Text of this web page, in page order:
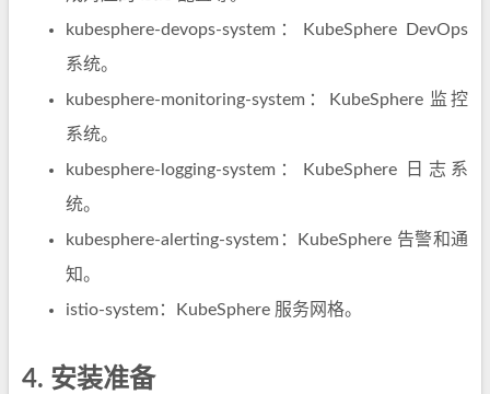
kubesphere-devops-system：KubeSphere DevOps
系统。
kubesphere-monitoring-system：KubeSphere 监控
系统。
kubesphere-logging-system：KubeSphere 日志系
统。
kubesphere-alerting-system：KubeSphere 告警和通
知。
istio-system：KubeSphere 服务网格。
4. 安装准备